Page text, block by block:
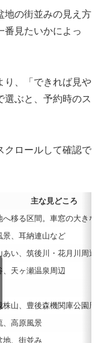
地の街並みの見え方
番見たいかによっ
り、「できれば見や
選ぶと、予約時のス
クロールして確認で
主な見どころ
へ移る区間。車窓の大きな
景、耳納連山など
あい、筑後川・花月川周辺
、天ヶ瀬温泉周辺
株山、豊後森機関庫公園周
、高原風景
地、街並み